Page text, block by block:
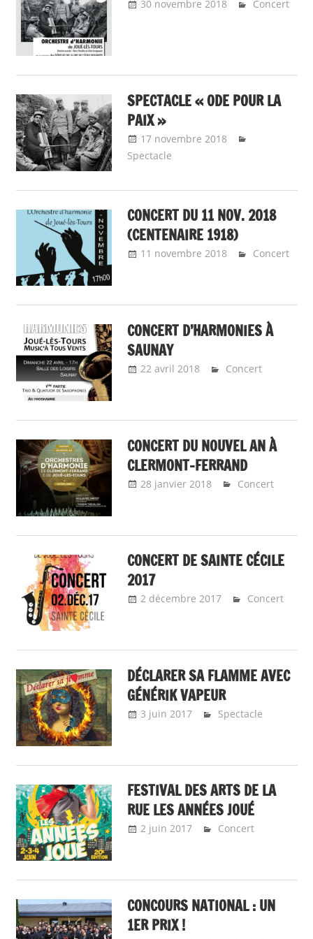
30 novembre 2018
Emeline
Concert
SPECTACLE « ODE POUR LA
PAIX »
17 novembre 2018
Spectacle
CONCERT DU 11 NOV. 2018
(CENTENAIRE 1918)
11 novembre 2018
Emeline
Concert
CONCERT D’HARMONIES À
SAUNAY
22 avril 2018 Emeline Design
Concert
CONCERT DU NOUVEL AN À
CLERMONT-FERRAND
28 janvier 2018
Emeline
Concert
CONCERT DE SAINTE CÉCILE
2017
2 décembre 2017
Emeline
Concert
DÉCLARER SA FLAMME AVEC
GÉNÉRIK VAPEUR
3 juin 2017 Emeline Design
Spectacle
FESTIVAL DES ARTS DE LA
RUE LES ANNÉES JOUÉ
2 juin 2017 Emeline Design
Concert
CONCOURS NATIONAL : UN
1ER PRIX !